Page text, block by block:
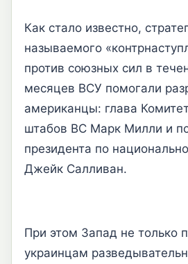
Как стало известно,
называемого
против союзных сил в
месяцев ВСУ помогали
американцы: глава
штабов ВС Марк Милли и
президента по
Джейк Салливан.
При этом Запад не только
украинцам